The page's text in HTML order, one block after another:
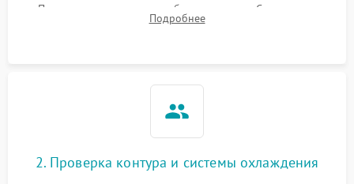
Пельтье, оценка уровня вибрации и шума. Считывание
ошибок с модуля управления.
Подробнее
2. Проверка контура и системы охлаждения